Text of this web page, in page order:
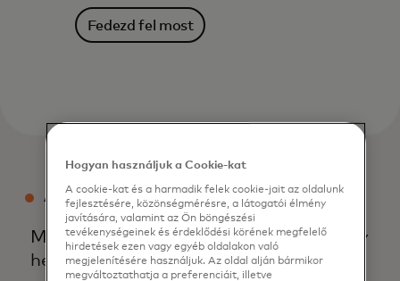
Fedezd fel most
A MASTERCARD HITELKÁRTYA ELŐNYEI
Mindennapi és különleges élmények egy
helyen.
Hogyan használjuk a Cookie-kat
A cookie-kat és a harmadik felek cookie-jait az oldalunk
fejlesztésére, közönségmérésre, a látogatói élmény
javítására, valamint az Ön böngészési
tevékenységeinek és érdeklődési körének megfelelő
hirdetések ezen vagy egyéb oldalakon való
megjelenítésére használjuk. Az oldal alján bármikor
megváltoztathatja a preferenciáit, illetve